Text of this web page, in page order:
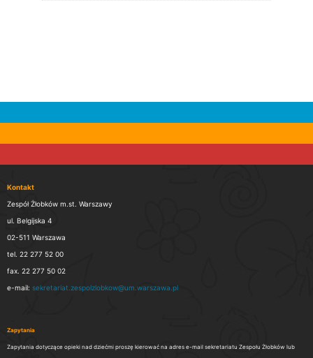
Kontakt
Zespół Żłobków m.st. Warszawy
ul. Belgijska 4
02-511 Warszawa
tel. 22 277 52 00
fax. 22 277 50 02
e-mail: sekretariat.zespolzlobkow@um.warszawa.pl
Zapytania
Zapytania dotyczące opieki nad dziećmi proszę kierować na adres e-mail sekretariatu Zespołu Żłobków lub